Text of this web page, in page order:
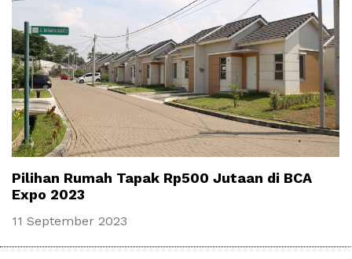
Pilihan Rumah Tapak Rp500 Jutaan di BCA
Expo 2023
11 September 2023